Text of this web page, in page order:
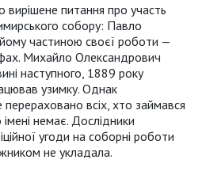
вирішене питання про участь
собору: Павло
частиною своєї роботи —
Михайло Олександрович
наступного, 1889 року
узимку. Однак
всіх, хто займався
немає. Дослідники
угоди на соборні роботи
не укладала.